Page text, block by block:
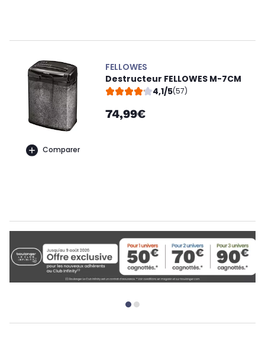
Comparer
FELLOWES
Destructeur FELLOWES M-7CM
4,1/5(57)
74,99€